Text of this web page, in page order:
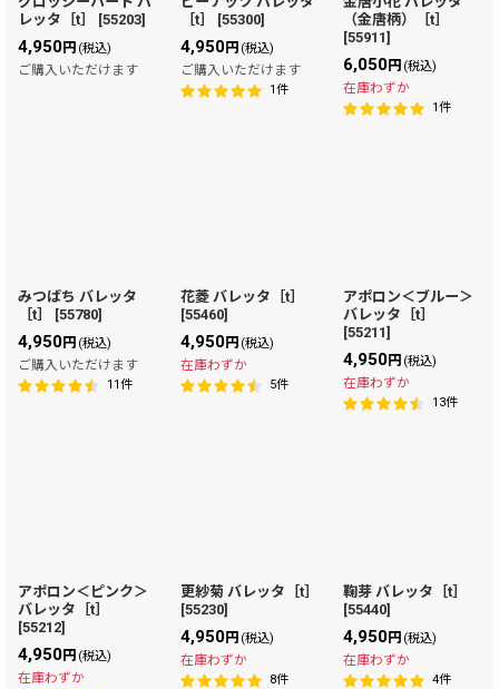
レッタ［t］
[55203]
4,950円 (税込)
ご購入いただけます
［t］
[55300]
4,950円 (税込)
ご購入いただけます
1件
（金唐柄）［t］
[55911]
6,050円 (税込)
在庫わずか
1件
みつばち バレッタ
［t］
[55780]
4,950円 (税込)
ご購入いただけます
11件
花菱 バレッタ［t］
[55460]
4,950円 (税込)
在庫わずか
5件
アポロン＜ブルー＞
バレッタ［t］
[55211]
4,950円 (税込)
在庫わずか
13件
アポロン＜ピンク＞
バレッタ［t］
[55212]
4,950円 (税込)
在庫わずか
更紗菊 バレッタ［t］
[55230]
4,950円 (税込)
在庫わずか
8件
鞠芽 バレッタ［t］
[55440]
4,950円 (税込)
在庫わずか
4件